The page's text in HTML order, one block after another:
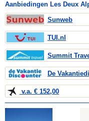
Aanbiedingen Les Deux
Sunweb
TUI.nl
Summit
De
v.a. € 152,00